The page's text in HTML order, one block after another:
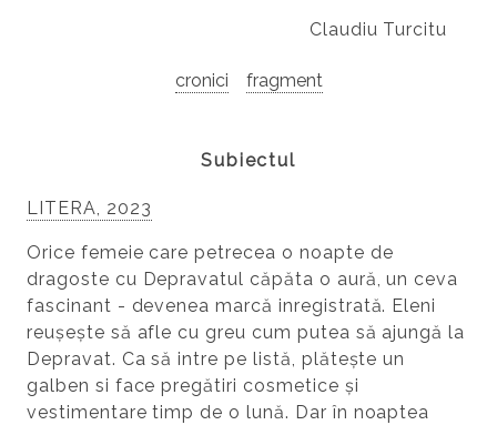
Claudiu Turcitu
cronici fragment
Subiectul
LITERA, 2023
Orice femeie care petrecea o noapte de
dragoste cu Depravatul căpăta o aură, un ceva
fascinant - devenea marcă inregistrată. Eleni
reușește să afle cu greu cum putea să ajungă la
Depravat. Ca să intre pe listă, plătește un
galben si face pregătiri cosmetice și
vestimentare timp de o lună. Dar în noaptea